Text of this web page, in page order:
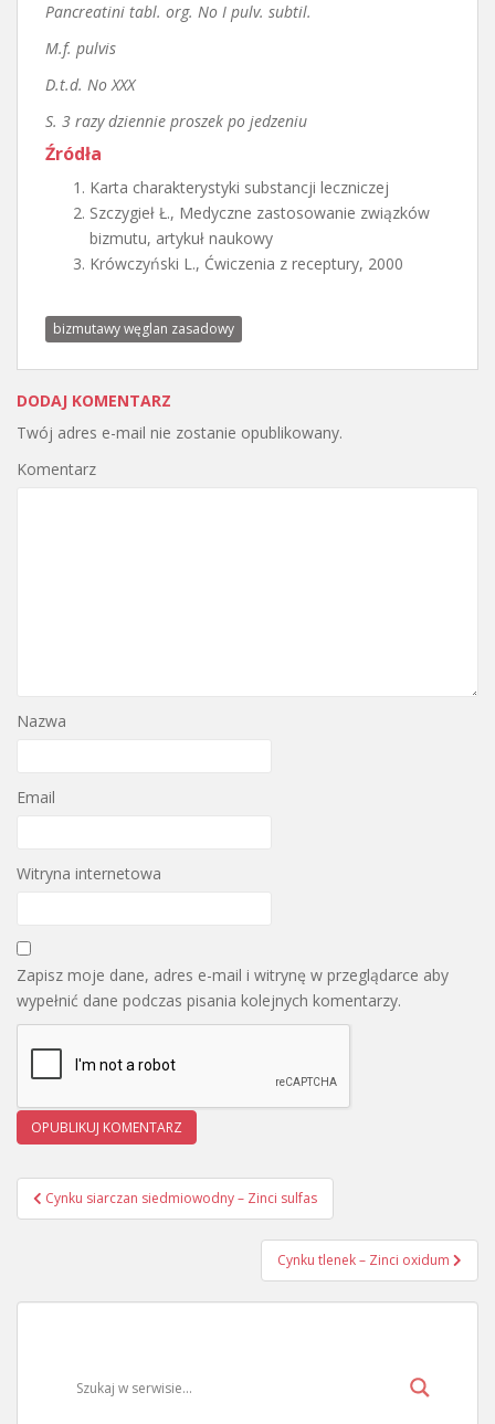
Pancreatini tabl. org. No I pulv. subtil.
M.f. pulvis
D.t.d. No XXX
S. 3 razy dziennie proszek po jedzeniu
Źródła
Karta charakterystyki substancji leczniczej
Szczygieł Ł., Medyczne zastosowanie związków
bizmutu, artykuł naukowy
Krówczyński L., Ćwiczenia z receptury, 2000
bizmutawy węglan zasadowy
DODAJ KOMENTARZ
Twój adres e-mail nie zostanie opublikowany.
Komentarz
Nazwa
Email
Witryna internetowa
Zapisz moje dane, adres e-mail i witrynę w przeglądarce aby
wypełnić dane podczas pisania kolejnych komentarzy.
Nawigacja wpisu
Cynku siarczan siedmiowodny – Zinci sulfas
Cynku tlenek – Zinci oxidum